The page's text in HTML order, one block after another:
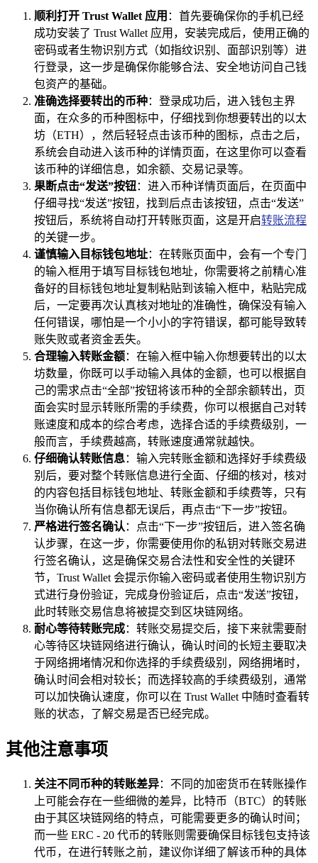
顺利打开 Trust Wallet 应用 ：首先要确保你的手机已经
成功安装了 Trust Wallet 应用，安装完成后，使用正确的
密码或者生物识别方式（如指纹识别、面部识别等）进
行登录，这一步是确保你能够合法、安全地访问自己钱
包资产的基础。
准确选择要转出的币种：登录成功后，进入钱包主界
面，在众多的币种图标中，仔细找到你想要转出的以太
坊（ETH），然后轻轻点击该币种的图标，点击之后，
系统会自动进入该币种的详情页面，在这里你可以查看
该币种的详细信息，如余额、交易记录等。
果断点击“发送”按钮：进入币种详情页面后，在页面中
仔细寻找“发送”按钮，找到后点击该按钮，点击“发送”
按钮后，系统将自动打开转账页面，这是开启转账流程
的关键一步。
谨慎输入目标钱包地址：在转账页面中，会有一个专门
的输入框用于填写目标钱包地址，你需要将之前精心准
备好的目标钱包地址复制粘贴到该输入框中，粘贴完成
后，一定要再次认真核对地址的准确性，确保没有输入
任何错误，哪怕是一个小小的字符错误，都可能导致转
账失败或者资金丢失。
合理输入转账金额：在输入框中输入你想要转出的以太
坊数量，你既可以手动输入具体的金额，也可以根据自
己的需求点击“全部”按钮将该币种的全部余额转出，页
面会实时显示转账所需的手续费，你可以根据自己对转
账速度和成本的综合考虑，选择合适的手续费级别，一
般而言，手续费越高，转账速度通常就越快。
仔细确认转账信息：输入完转账金额和选择好手续费级
别后，要对整个转账信息进行全面、仔细的核对，核对
的内容包括目标钱包地址、转账金额和手续费等，只有
当你确认所有信息都无误后，再点击“下一步”按钮。
严格进行签名确认：点击“下一步”按钮后，进入签名确
认步骤，在这一步，你需要使用你的私钥对转账交易进
行签名确认，这是确保交易合法性和安全性的关键环
节，Trust Wallet 会提示你输入密码或者使用生物识别方
式进行身份验证，完成身份验证后，点击“发送”按钮，
此时转账交易信息将被提交到区块链网络。
耐心等待转账完成：转账交易提交后，接下来就需要耐
心等待区块链网络进行确认，确认时间的长短主要取决
于网络拥堵情况和你选择的手续费级别，网络拥堵时，
确认时间会相对较长；而选择较高的手续费级别，通常
可以加快确认速度，你可以在 Trust Wallet 中随时查看转
账的状态，了解交易是否已经完成。
其他注意事项
关注不同币种的转账差异：不同的加密货币在转账操作
上可能会存在一些细微的差异，比特币（BTC）的转账
由于其区块链网络的特点，可能需要更多的确认时间；
而一些 ERC - 20 代币的转账则需要确保目标钱包支持该
代币，在进行转账之前，建议你详细了解该币种的具体